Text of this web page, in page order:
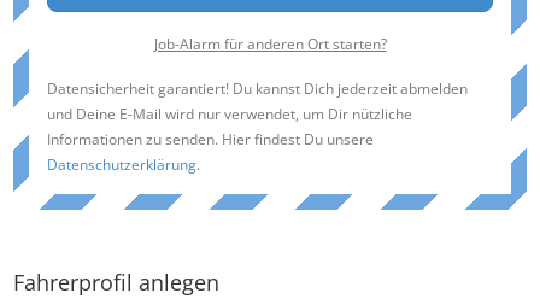
Job-Alarm für anderen Ort starten?
Datensicherheit garantiert! Du kannst Dich jederzeit abmelden
und Deine E-Mail wird nur verwendet, um Dir nützliche
Informationen zu senden. Hier findest Du unsere
Datenschutzerklärung.
Fahrerprofil anlegen